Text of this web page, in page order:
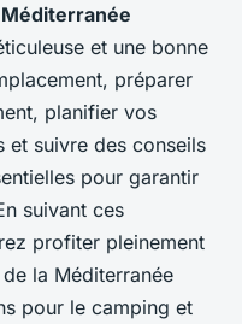
et une bonne
préparer
planifier vos
suivre des conseils
pour garantir
suivant ces
profiter pleinement
la Méditerranée
pour le camping et